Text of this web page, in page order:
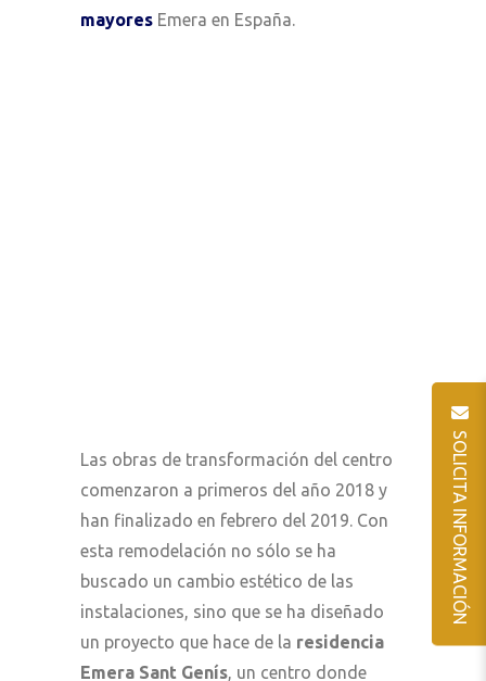
mayores Emera en España.
Las obras de transformación del centro
comenzaron a primeros del año 2018 y
han finalizado en febrero del 2019. Con
esta remodelación no sólo se ha
buscado un cambio estético de las
instalaciones, sino que se ha diseñado
un proyecto que hace de la residencia
Emera Sant Genís, un centro donde
SOLICITA INFORMACIÓN